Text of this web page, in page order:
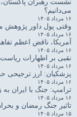
می‌دانیم؟
۱۶ مرداد ۱۴۰۵
وقتی پول داور پژوهش
۱۶ مرداد ۱۴۰۵
آمریکا، ناقض اعظم
۱۶ مرداد ۱۴۰۵
نقبی بر اظهارات
۱۶ مرداد ۱۴۰۵
پزشکیان: ارز
۱۶ مرداد ۱۴۰۵
ترامپ: جنگ با ایران
۱۶ مرداد ۱۴۰۵
تاثیر جنگ رمضان و
۱۵ مرداد ۱۴۰۵